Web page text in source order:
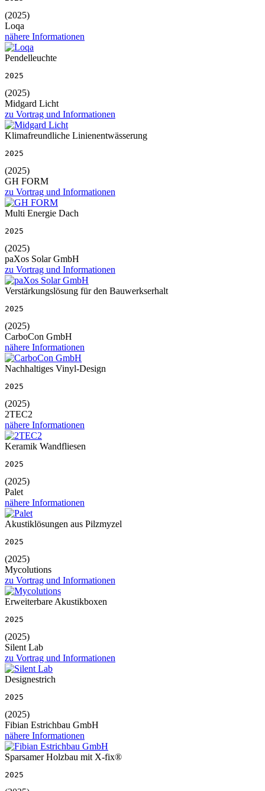
(2025)
Loqa
nähere Informationen
Pendelleuchte
2025
(2025)
Midgard Licht
zu Vortrag und Informationen
Klimafreundliche Linienentwässerung
2025
(2025)
GH FORM
zu Vortrag und Informationen
Multi Energie Dach
2025
(2025)
paXos Solar GmbH
zu Vortrag und Informationen
Verstärkungslösung für den Bauwerkserhalt
2025
(2025)
CarboCon GmbH
nähere Informationen
Nachhaltiges Vinyl-Design
2025
(2025)
2TEC2
nähere Informationen
Keramik Wandfliesen
2025
(2025)
Palet
nähere Informationen
Akustiklösungen aus Pilzmyzel
2025
(2025)
Mycolutions
zu Vortrag und Informationen
Erweiterbare Akustikboxen
2025
(2025)
Silent Lab
zu Vortrag und Informationen
Designestrich
2025
(2025)
Fibian Estrichbau GmbH
nähere Informationen
Sparsamer Holzbau mit X-fix®
2025